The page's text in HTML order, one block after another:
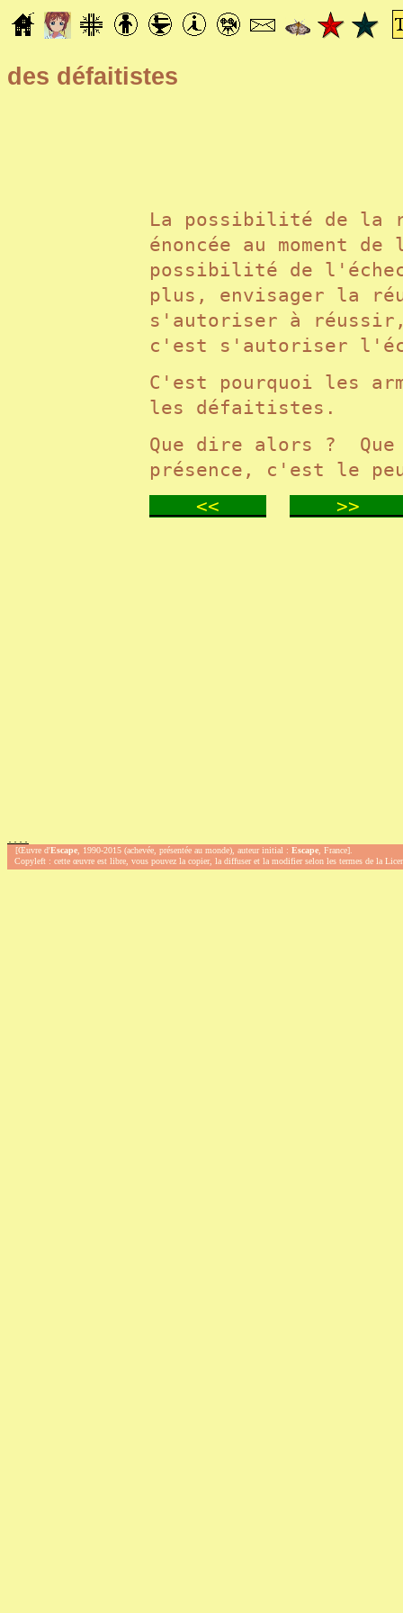
des défaitistes
La possibilité de la
énoncée au moment
possibilité de
plus, envisager la
s'autoriser à
c'est s'autoriser
C'est pourquoi les
les défaitistes.
Que dire alors ?
présence, c'est le
<<
[Œuvre d'Escape, 1990-2015 (achevée, présentée au monde), auteur initial :Escape, France].
Copyleft : cette œuvre est libre, vous pouvez la copier, la diffuser et la modifier selon les termes de la